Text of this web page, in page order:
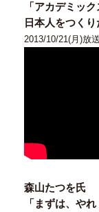
「アカデミッ
日本人をつくり
2013/10/21(月)放
森山たつを氏
「まずは、や